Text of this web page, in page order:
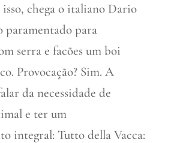
chega o italiano Dario
paramentado para
serra e facões um boi
Provocação? Sim. A
da necessidade de
e ter um
integral: Tutto della Vacca: